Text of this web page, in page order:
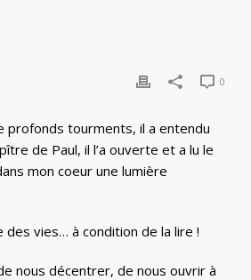
0
profonds tourments, il a entendu
de Paul, il l’a ouverte et a lu le
mon coeur une lumière
des vies… à condition de la lire !
nous décentrer, de nous ouvrir à